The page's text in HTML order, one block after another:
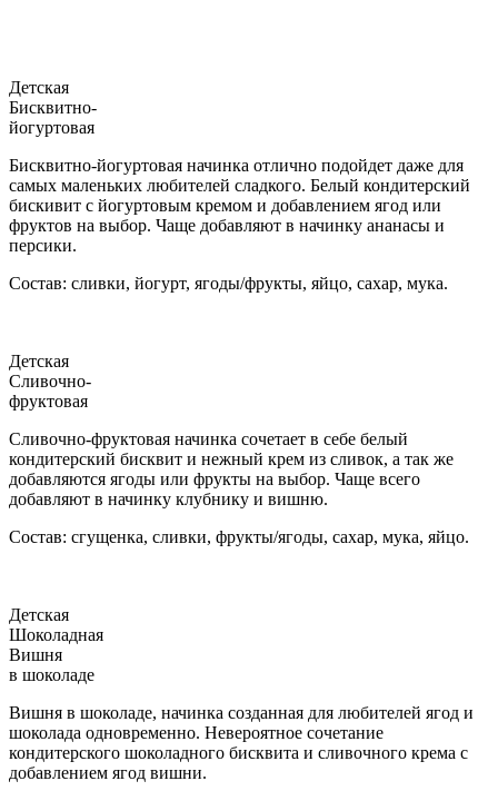
Детская
Бисквитно-
йогуртовая
Бисквитно-йогуртовая начинка отлично подойдет даже для
самых маленьких любителей сладкого. Белый кондитерский
бискивит с йогуртовым кремом и добавлением ягод или
фруктов на выбор. Чаще добавляют в начинку ананасы и
персики.
Состав: сливки, йогурт, ягоды/фрукты, яйцо, сахар, мука.
Детская
Сливочно-
фруктовая
Сливочно-фруктовая начинка сочетает в себе белый
кондитерский бисквит и нежный крем из сливок, а так же
добавляются ягоды или фрукты на выбор. Чаще всего
добавляют в начинку клубнику и вишню.
Состав: сгущенка, сливки, фрукты/ягоды, сахар, мука, яйцо.
Детская
Шоколадная
Вишня
в шоколаде
Вишня в шоколаде, начинка созданная для любителей ягод и
шоколада одновременно. Невероятное сочетание
кондитерского шоколадного бисквита и сливочного крема с
добавлением ягод вишни.